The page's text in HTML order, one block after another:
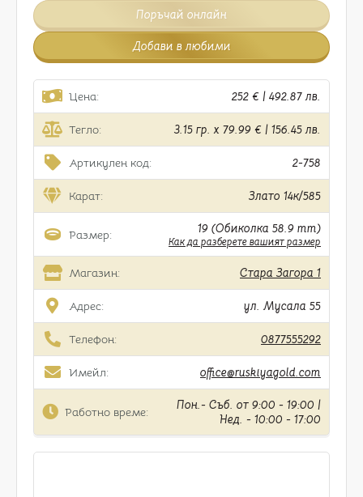
Поръчай онлайн
Добави в любими
Цена: 252 € | 492.87 лв.
Тегло: 3.15 гр. x 79.99 € | 156.45 лв.
Артикулен код: 2-758
Карат: Злато 14к/585
Размер: 19 (Обиколка 58.9 mm)
Как да разберете вашият размер
Магазин: Стара Загора 1
Адрес: ул. Мусала 55
Телефон: 0877555292
Имейл: office@ruskiyagold.com
Работно време:
Пон.- Съб. от 9:00 - 19:00 |
Нед. - 10:00 - 17:00